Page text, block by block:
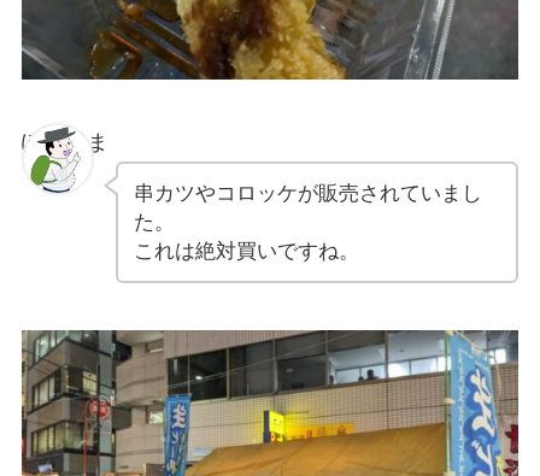
ぽちゃま
串カツやコロッケが販売されていまし
た。
これは絶対買いですね。